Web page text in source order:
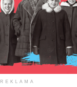
REKLAMA